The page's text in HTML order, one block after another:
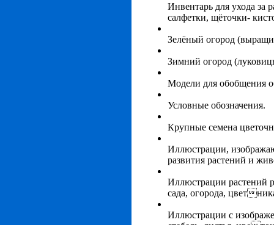
Инвентарь для ухода за
салфетки, щёточки-
Зелёный огород
Зимний огород
Модели для обобщения
Условные обозначения.
Крупные семена
Иллюстрации,
развития растений и
Иллюстрации растений
сада, огорода, цвет
Иллюстрации с